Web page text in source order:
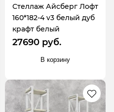
Стеллаж Айсберг Лофт
160*182-4 v3 белый дуб
крафт белый
27690 руб.
В корзину